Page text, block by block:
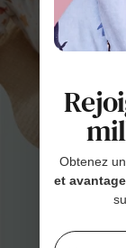
Obtenez
et